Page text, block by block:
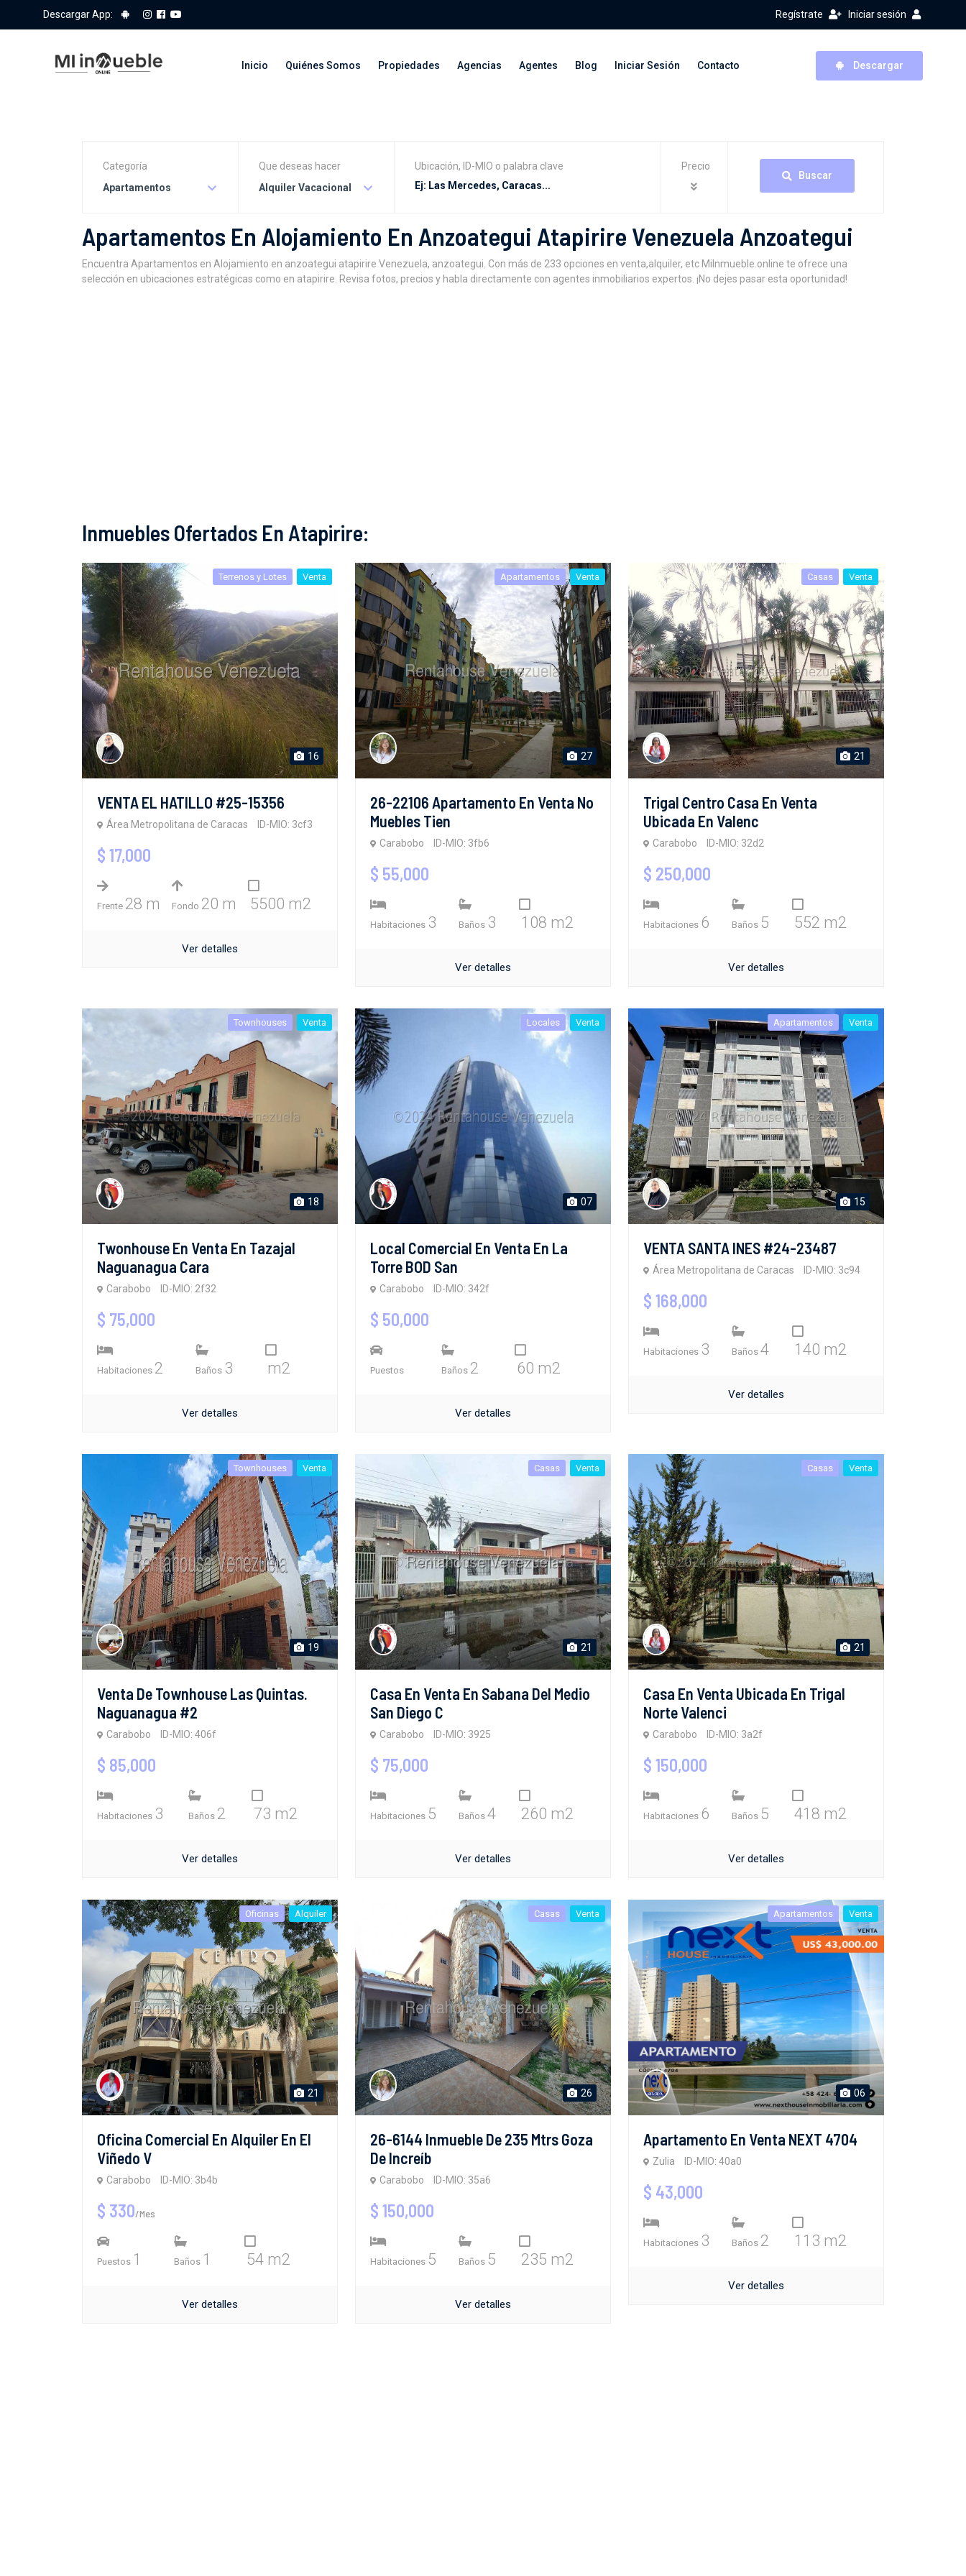
Descargar App: Regístrate Iniciar sesión
Inicio Quiénes Somos Propiedades Agencias Agentes Blog Iniciar Sesión Contacto Descargar
Categoría
Apartamentos
Que deseas hacer
Alquiler Vacacional
Ubicación, ID-MIO o palabra clave
Precio
Buscar
Apartamentos En Alojamiento En Anzoategui Atapirire Venezuela Anzoategui
Encuentra Apartamentos en Alojamiento en anzoategui atapirire Venezuela, anzoategui. Con más de 233 opciones en venta,alquiler, etc MiInmueble.online te ofrece una
selección en ubicaciones estratégicas como en atapirire. Revisa fotos, precios y habla directamente con agentes inmobiliarios expertos. ¡No dejes pasar esta oportunidad!
Inmuebles Ofertados En Atapirire:
Terrenos y Lotes Venta
16
VENTA EL HATILLO #25-15356
Área Metropolitana de Caracas ID-MIO: 3cf3
$ 17,000
Frente 28 m Fondo 20 m 5500 m2
Ver detalles
Apartamentos Venta
27
26-22106 Apartamento En Venta No
Muebles Tien
Carabobo ID-MIO: 3fb6
$ 55,000
Habitaciones 3 Baños 3 108 m2
Ver detalles
Casas Venta
21
Trigal Centro Casa En Venta
Ubicada En Valenc
Carabobo ID-MIO: 32d2
$ 250,000
Habitaciones 6 Baños 5 552 m2
Ver detalles
Townhouses Venta
18
Twonhouse En Venta En Tazajal
Naguanagua Cara
Carabobo ID-MIO: 2f32
$ 75,000
Habitaciones 2 Baños 3 m2
Ver detalles
Locales Venta
07
Local Comercial En Venta En La
Torre BOD San
Carabobo ID-MIO: 342f
$ 50,000
Puestos Baños 2 60 m2
Ver detalles
Apartamentos Venta
15
VENTA SANTA INES #24-23487
Área Metropolitana de Caracas ID-MIO: 3c94
$ 168,000
Habitaciones 3 Baños 4 140 m2
Ver detalles
Townhouses Venta
19
Venta De Townhouse Las Quintas.
Naguanagua #2
Carabobo ID-MIO: 406f
$ 85,000
Habitaciones 3 Baños 2 73 m2
Ver detalles
Casas Venta
21
Casa En Venta En Sabana Del Medio
San Diego C
Carabobo ID-MIO: 3925
$ 75,000
Habitaciones 5 Baños 4 260 m2
Ver detalles
Casas Venta
21
Casa En Venta Ubicada En Trigal
Norte Valenci
Carabobo ID-MIO: 3a2f
$ 150,000
Habitaciones 6 Baños 5 418 m2
Ver detalles
Oficinas Alquiler
21
Oficina Comercial En Alquiler En El
Viñedo V
Carabobo ID-MIO: 3b4b
$ 330/Mes
Puestos 1 Baños 1 54 m2
Ver detalles
Casas Venta
26
26-6144 Inmueble De 235 Mtrs Goza
De Increíb
Carabobo ID-MIO: 35a6
$ 150,000
Habitaciones 5 Baños 5 235 m2
Ver detalles
Apartamentos Venta
06
Apartamento En Venta NEXT 4704
Zulia ID-MIO: 40a0
$ 43,000
Habitaciones 3 Baños 2 113 m2
Ver detalles